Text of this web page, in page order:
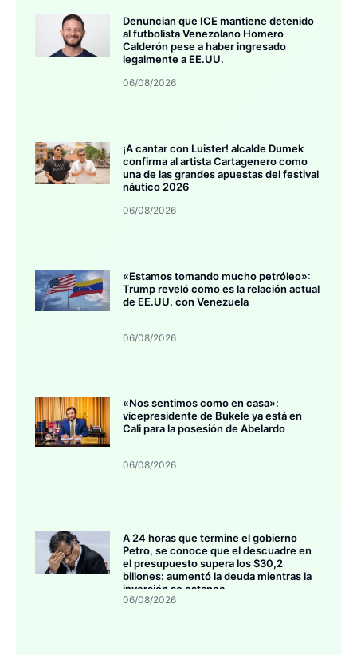
Denuncian que ICE mantiene detenido
al futbolista Venezolano Homero
Calderón pese a haber ingresado
legalmente a EE.UU.
06/08/2026
¡A cantar con Luister! alcalde Dumek
confirma al artista Cartagenero como
una de las grandes apuestas del festival
náutico 2026
06/08/2026
«Estamos tomando mucho petróleo»:
Trump reveló como es la relación actual
de EE.UU. con Venezuela
06/08/2026
«Nos sentimos como en casa»:
vicepresidente de Bukele ya está en
Cali para la posesión de Abelardo
06/08/2026
A 24 horas que termine el gobierno
Petro, se conoce que el descuadre en
el presupuesto supera los $30,2
billones: aumentó la deuda mientras la
inversión se estanca
06/08/2026